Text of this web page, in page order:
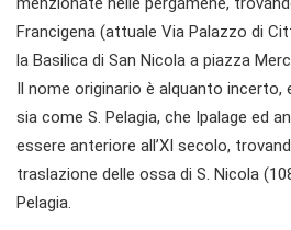
Francigena (attuale Via Palazzo di
la Basilica di San Nicola a piazza
Il nome originario è alquanto
sia come S. Pelagia, che Ipalage ed
essere anteriore all’XI secolo,
traslazione delle ossa di S. Nicola
Pelagia.